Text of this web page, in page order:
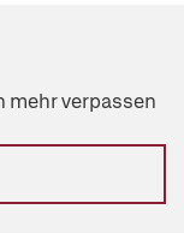
mehr verpassen